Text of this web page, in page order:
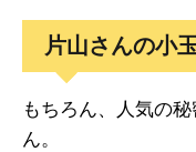
片山さんの小
もちろん、人気の
ん。